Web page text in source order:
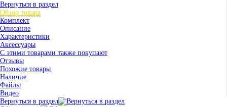
Вернуться в раздел
Обзор товара
Комплект
Описание
Характеристики
Аксессуары
С этими товарами также покупают
Отзывы
Похожие товары
Наличие
Файлы
Видео
Вернуться в раздел